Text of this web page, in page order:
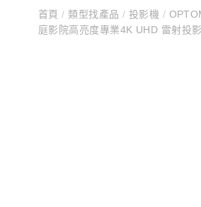
首頁/ 類型找產品 / 投影機 /
庭影院高亮度專業4K UHD 雷射投